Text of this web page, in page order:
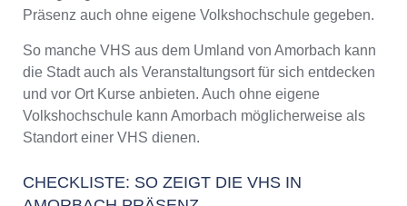
Weiterbildung in Amorbach
Präsenz auch ohne eigene Volkshochschule gegeben.
So manche VHS aus dem Umland von Amorbach kann
die Stadt auch als Veranstaltungsort für sich entdecken
und vor Ort Kurse anbieten. Auch ohne eigene
Volkshochschule kann Amorbach möglicherweise als
Standort einer VHS dienen.
CHECKLISTE: SO ZEIGT DIE VHS IN